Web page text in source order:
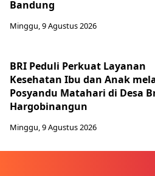
Bandung
Minggu, 9 Agustus 2026
BRI Peduli Perkuat Layanan
Kesehatan Ibu dan Anak
Posyandu Matahari di Desa
Hargobinangun
Minggu, 9 Agustus 2026